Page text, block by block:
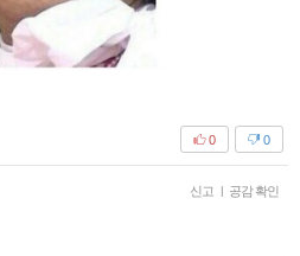
0
0
신고 | 공감 확인